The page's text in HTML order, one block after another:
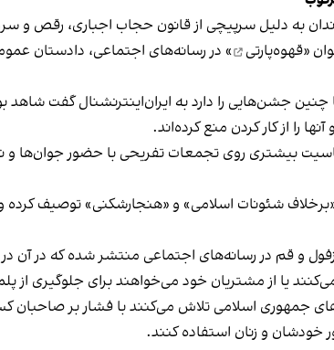
به دلیل سرپیچی از قانون حجاب اجباری، رقص و
«قهوه‌پارتی
» در رسانه‌های اجتماعی، دادستان
چنین جشن‌هایی را دارد به ایران‌اینترنشنال گفت
را از کار کردن منع کرده‌اند.
بیشتری روی تجمعات تفریحی با حضور جوان‌ها و
شئونات اسلامی» و «هنجارشکنی» توصیف کرده و
و قم در رسانه‌های اجتماعی منتشر شده که در آن
یا از مشتریان خود می‌خواهند برای جلوگیری از
جمهوری اسلامی تلاش می‌کنند با فشار بر صاحبان
خودشان و زنان استفاده کنند.